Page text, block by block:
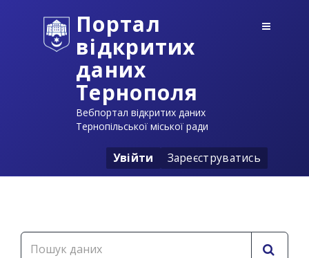
Портал
відкритих
даних
Тернополя
Вебпортал відкритих даних
Тернопільської міської ради
Увійти Зареєструватись